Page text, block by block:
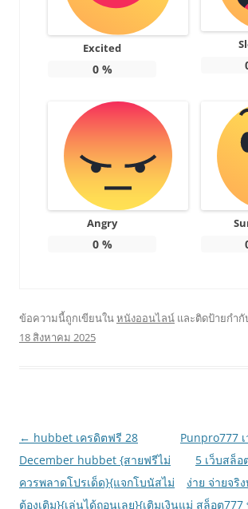
Excited
0%
Angry
0%
ข้อความนี้ถูกเขียนในหนังออนไลน์ และติดป้ายกำกั
18 สิงหาคม 2025
เมนู
นำทาง
เรื่อง
← hubbet เครดิตฟรี 28
December hubbet {สายฟรีไม่
ควรพลาดโปรเด็ด}{แจกโบนัสไม่
ต้องเติม}{เล่นได้ถอนเลย}{เติมเงิน
Punpro777
5 เว็บสล็อ
ง่าย จ่ายจริ
แม่ สล็อต777